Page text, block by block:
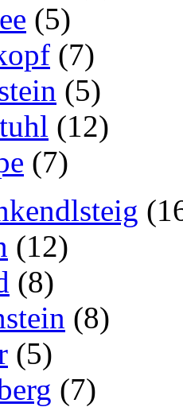
(5)
(7)
(5)
(12)
(7)
(12)
(8)
(8)
(5)
(7)